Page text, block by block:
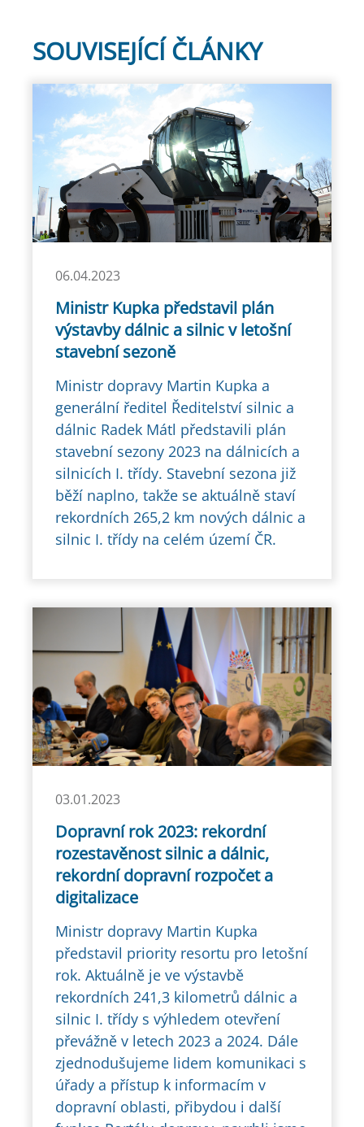
SOUVISEJÍCÍ ČLÁNKY
06.04.2023
Ministr Kupka představil plán
výstavby dálnic a silnic v letošní
stavební sezoně
Ministr dopravy Martin Kupka a
generální ředitel Ředitelství silnic a
dálnic Radek Mátl představili plán
stavební sezony 2023 na dálnicích a
silnicích I. třídy. Stavební sezona již
běží naplno, takže se aktuálně staví
rekordních 265,2 km nových dálnic a
silnic I. třídy na celém území ČR.
03.01.2023
Dopravní rok 2023: rekordní
rozestavěnost silnic a dálnic,
rekordní dopravní rozpočet a
digitalizace
Ministr dopravy Martin Kupka
představil priority resortu pro letošní
rok. Aktuálně je ve výstavbě
rekordních 241,3 kilometrů dálnic a
silnic I. třídy s výhledem otevření
převážně v letech 2023 a 2024. Dále
zjednodušujeme lidem komunikaci s
úřady a přístup k informacím v
dopravní oblasti, přibydou i další